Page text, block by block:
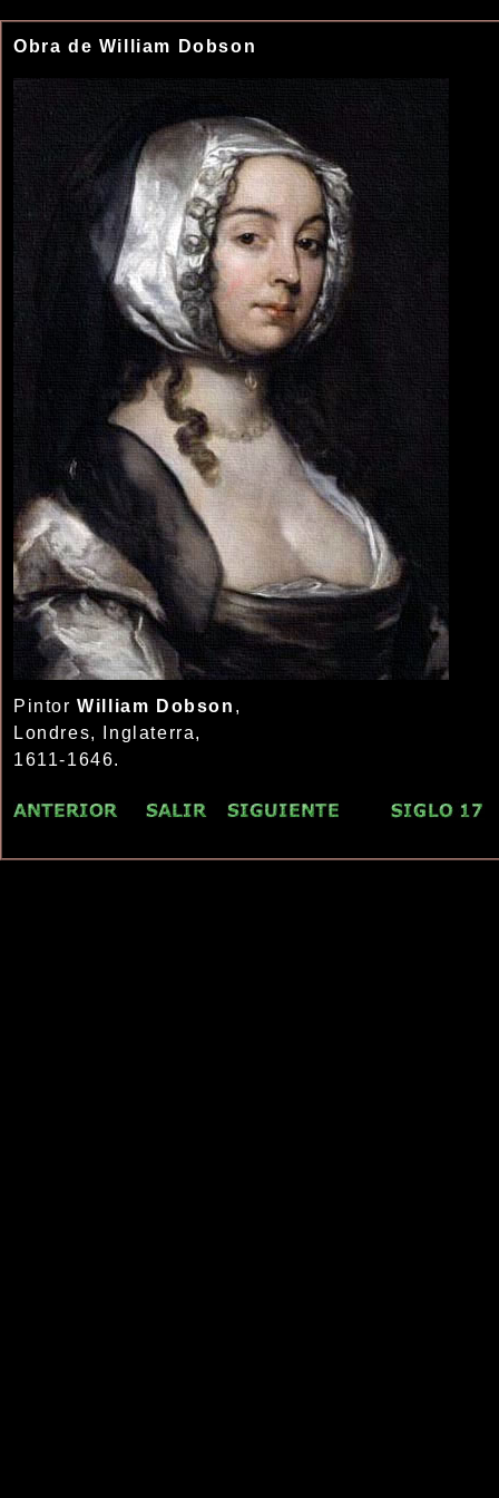
Obra de William Dobson
PintorWilliam Dobson ,
Londres, Inglaterra,
1611-1646.